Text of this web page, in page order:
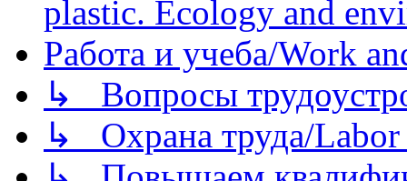
plastic. Ecology and
Работа и учеба/Work
↳ Вопросы
↳ Охрана труда/Labor